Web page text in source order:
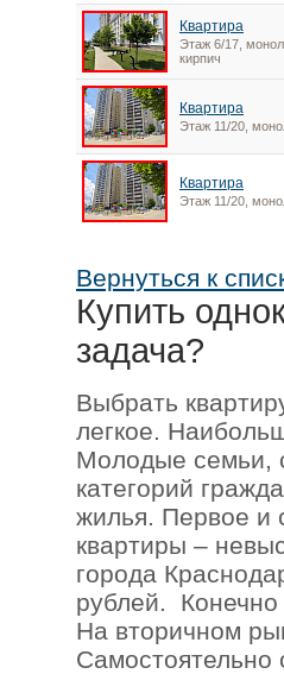
Квартира
Этаж 6/17,
кирпич
Квартира
Этаж 11/20,
Квартира
Этаж 11/20,
Вернуться к
Купить
задача?
Выбрать
легкое.
Молодые семьи,
категорий
жилья. Первое и
квартиры –
города
рублей.
На вторичном
Самостоятельно